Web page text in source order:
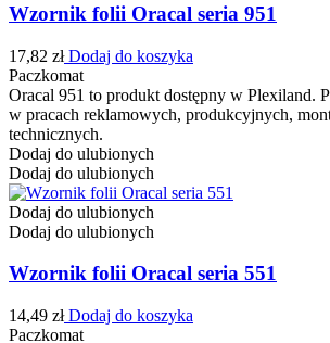
Wzornik folii Oracal seria 951
17,82 złDodaj do koszyka
Paczkomat
Oracal 951 to produkt dostępny w Plexiland.
w pracach reklamowych, produkcyjnych,
technicznych.
Dodaj do ulubionych
Dodaj do ulubionych
Dodaj do ulubionych
Dodaj do ulubionych
Wzornik folii Oracal seria 551
14,49 złDodaj do koszyka
Paczkomat